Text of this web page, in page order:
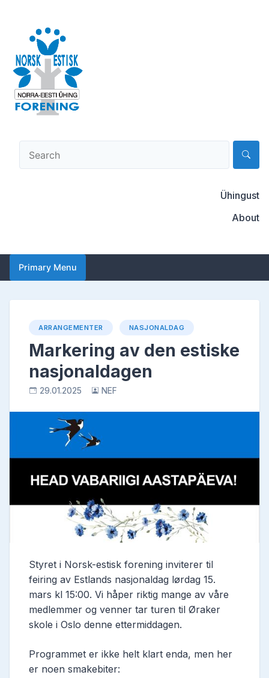
content
Norsk-estisk forening
Ühingust
About
Primary Menu
ARRANGEMENTER NASJONALDAG
Markering av den estiske
nasjonaldagen
29.01.2025 NEF
Styret i Norsk-estisk forening inviterer til
feiring av Estlands nasjonaldag lørdag 15.
mars kl 15:00. Vi håper riktig mange av våre
medlemmer og venner tar turen til Øraker
skole i Oslo denne ettermiddagen.
Programmet er ikke helt klart enda, men her
er noen smakebiter: